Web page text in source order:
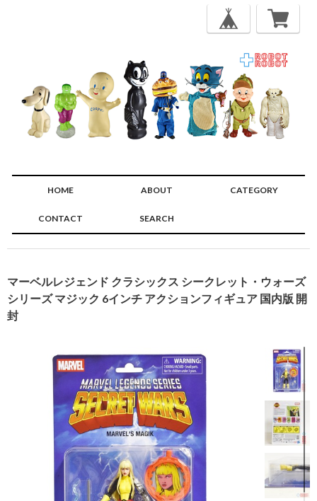
HOME ABOUT CATEGORY
CONTACT SEARCH
マーベルレジェンド クラシックス シークレット・ウォーズ
シリーズ マジック 6インチ アクションフィギュア 国内版 開
封